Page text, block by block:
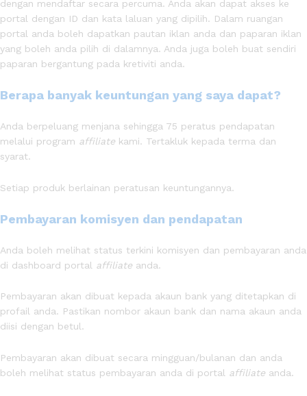
dengan mendaftar secara percuma. Anda akan dapat akses ke
portal dengan ID dan kata laluan yang dipilih. Dalam ruangan
portal anda boleh dapatkan pautan iklan anda dan paparan iklan
yang boleh anda pilih di dalamnya. Anda juga boleh buat sendiri
paparan bergantung pada kretiviti anda.
Berapa banyak keuntungan yang saya dapat?
Anda berpeluang menjana sehingga 75 peratus pendapatan
melalui program affiliate kami. Tertakluk kepada terma dan
syarat.
Setiap produk berlainan peratusan keuntungannya.
Pembayaran komisyen dan pendapatan
Anda boleh melihat status terkini komisyen dan pembayaran anda
di dashboard portal affiliate anda.
Pembayaran akan dibuat kepada akaun bank yang ditetapkan di
profail anda. Pastikan nombor akaun bank dan nama akaun anda
diisi dengan betul.
Pembayaran akan dibuat secara mingguan/bulanan dan anda
boleh melihat status pembayaran anda di portal affiliate anda.